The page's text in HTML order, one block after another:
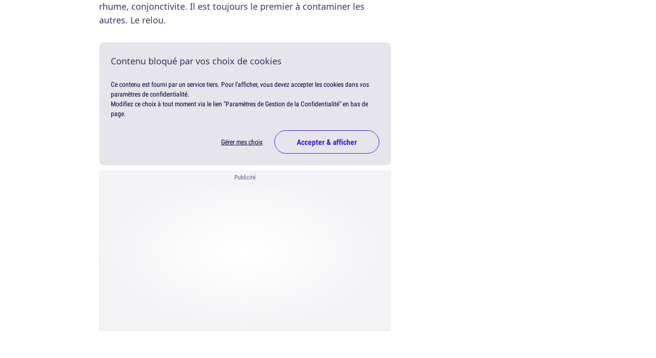
rhume, conjonctivite. Il est toujours le premier à contaminer les
autres. Le relou.
Contenu bloqué par vos choix de cookies
Ce contenu est fourni par un service tiers. Pour l'afficher, vous devez accepter les cookies dans vos
paramètres de confidentialité.
Modifiez ce choix à tout moment via le lien "Paramètres de Gestion de la Confidentialité" en bas de
page.
Gérer mes choix Accepter & afficher
Publicité